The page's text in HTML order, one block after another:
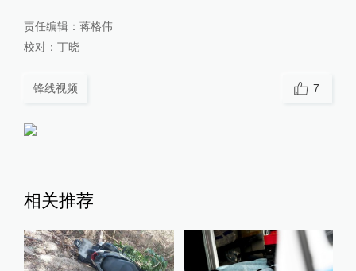
责任编辑： 蒋格伟
校对： 丁晓
锋线视频 7
相关推荐